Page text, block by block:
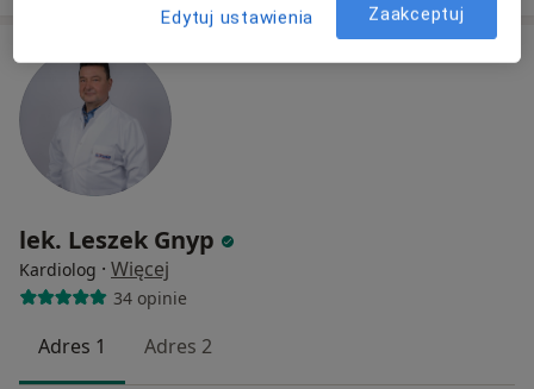
lek. Leszek Gnyp
Kardiolog · Więcej
34 opinie
Adres 1 Adres 2
Edytuj ustawienia Zaakceptuj